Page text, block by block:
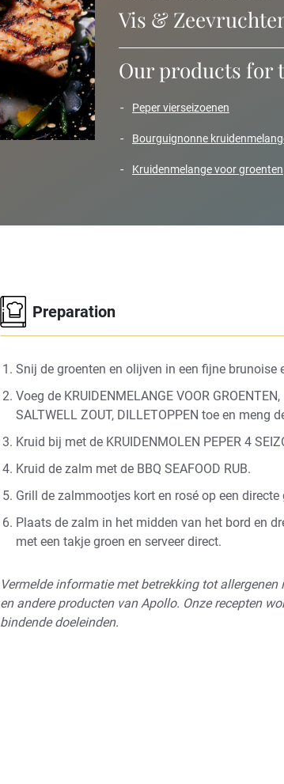
Vis &
Our products for
peper vierseizoenen
bourguignonne
kruidenmelange voor groenten
Preparation
Snij de groenten en olijven in een fijne
Voeg de KRUIDENMELANGE VOOR GROENTEN,
SALTWELL ZOUT, DILLETOPPEN toe en meng
Kruid bij met de KRUIDENMOLEN PEPER 4
Kruid de zalm met de BBQ SEAFOOD RUB.
Grill de zalmmootjes kort en rosé op een
Plaats de zalm in het midden van het bord en
met een takje groen en serveer direct.
Vermelde informatie met betrekking tot
en andere producten van Apollo. Onze recepten
bindende doeleinden.